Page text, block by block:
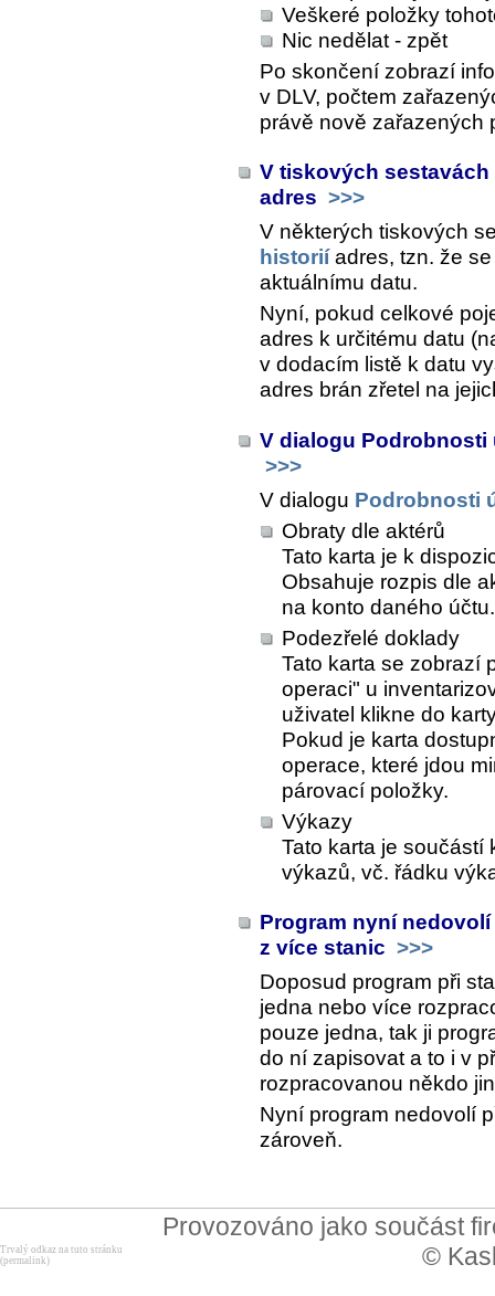
Veškeré položky
Nic nedělat - zpět
Po skončení zobrazí
v DLV, počtem
právě nově zařazených
V tiskových
adres >>>
V některých tiskových
historiíadres, tzn. že
aktuálnímu datu.
Nyní, pokud celkové
adres k určitému datu
v dodacím listě k datu
adres brán zřetel na
V dialogu
>>>
V dialogu Podrobnosti
Obraty dle aktérů
Tato karta je k
Obsahuje rozpis dle
na konto daného účtu.
Podezřelé doklady
Tato karta se zobrazí
operaci" u
uživatel klikne do
Pokud je karta
operace, které jdou
párovací položky.
Výkazy
Tato karta je součástí
výkazů, vč. řádku
Program nyní
z více stanic >>>
Doposud program při
jedna nebo více
pouze jedna, tak ji
do ní zapisovat a to i v
rozpracovanou někdo
Nyní program nedovolí
zároveň.
Provozováno jako součást
©
Trvalý odkaz na tuto stránku
(permalink)